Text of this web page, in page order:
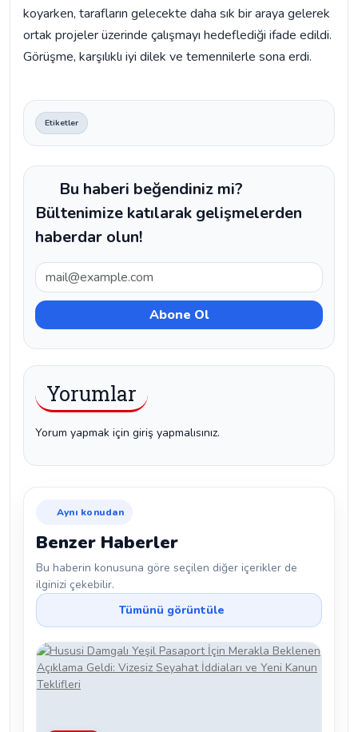
koyarken, tarafların gelecekte daha sık bir araya gelerek
ortak projeler üzerinde çalışmayı hedeflediği ifade edildi.
Görüşme, karşılıklı iyi dilek ve temennilerle sona erdi.
Etiketler
Bu haberi beğendiniz mi?
Bültenimize katılarak gelişmelerden
haberdar olun!
Yorumlar
Yorum yapmak için giriş yapmalısınız.
Aynı konudan
Benzer Haberler
Bu haberin konusuna göre seçilen diğer içerikler de
ilginizi çekebilir.
Tümünü görüntüle